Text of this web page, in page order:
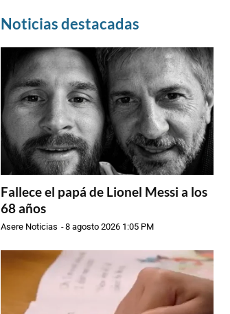
Noticias destacadas
Fallece el papá de Lionel Messi a los
68 años
Asere Noticias -8 agosto 2026 1:05 PM